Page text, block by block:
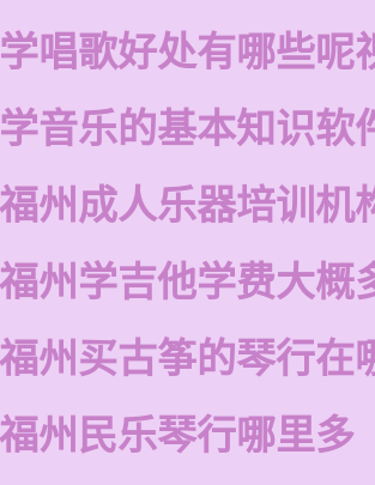
学唱歌好处有哪些呢
学音乐的基本知识软
福州成人乐器培训机
福州学吉他学费大概
福州买古筝的琴行在
福州民乐琴行哪里多